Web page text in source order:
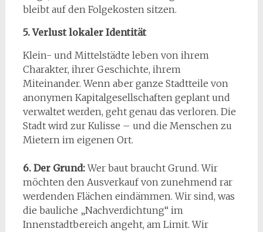
bleibt auf den Folgekosten sitzen.
5. Verlust lokaler Identität
Klein- und Mittelstädte leben von ihrem
Charakter, ihrer Geschichte, ihrem
Miteinander. Wenn aber ganze Stadtteile von
anonymen Kapitalgesellschaften geplant und
verwaltet werden, geht genau das verloren. Die
Stadt wird zur Kulisse – und die Menschen zu
Mietern im eigenen Ort.
6. Der Grund:Wer baut braucht Grund. Wir
möchten den Ausverkauf von zunehmend rar
werdenden Flächen eindämmen. Wir sind, was
die bauliche „Nachverdichtung“ im
Innenstadtbereich angeht, am Limit. Wir